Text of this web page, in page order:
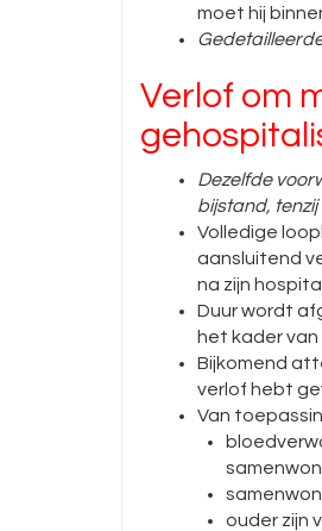
moet hij
Verlof om
Dezelfde
bijstand,
Volledige
aansluitend
na zijn
Duur wordt
het kader
Bijkomend
verlof hebt
Van
ouder zijn